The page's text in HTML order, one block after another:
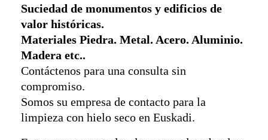
Suciedad de monumentos y edificios de
valor históricas.
Materiales Piedra. Metal. Acero. Aluminio.
Madera etc..
Contáctenos para una consulta sin
compromiso.
Somos su empresa de contacto para la
limpieza con hielo seco en Euskadi.